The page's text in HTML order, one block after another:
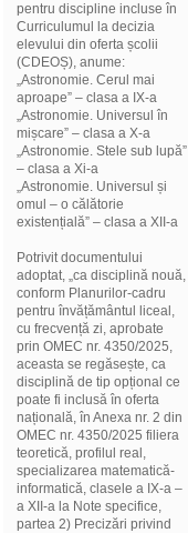
pentru discipline incluse în
Curriculumul la decizia
elevului din oferta școlii
(CDEOȘ), anume:
„Astronomie. Cerul mai
aproape” – clasa a IX-a
„Astronomie. Universul în
mișcare” – clasa a X-a
„Astronomie. Stele sub lupă”
– clasa a Xi-a
„Astronomie. Universul și
omul – o călătorie
existențială” – clasa a XII-a
Potrivit documentului
adoptat, „ca disciplină nouă,
conform Planurilor-cadru
pentru învățământul liceal,
cu frecvență zi, aprobate
prin OMEC nr. 4350/2025,
aceasta se regăsește, ca
disciplină de tip opțional ce
poate fi inclusă în oferta
națională, în Anexa nr. 2 din
OMEC nr. 4350/2025 filiera
teoretică, profilul real,
specializarea matematică-
informatică, clasele a IX-a –
a XII-a la Note specifice,
partea 2) Precizări privind